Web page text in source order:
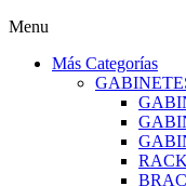
Menu
Más Categorías